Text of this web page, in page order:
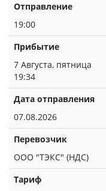
Отправление
19:00
Прибытие
7 Августа, пятница
19:34
Дата отправления
07.08.2026
Перевозчик
ООО "ТЭКС" (НДС)
Тариф